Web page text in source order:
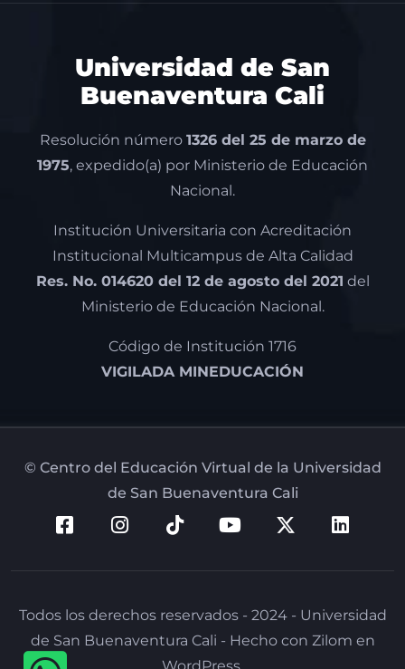
Universidad de San
Buenaventura Cali
Resolución número 1326 del 25 de marzo de
1975, expedido(a) por Ministerio de Educación
Nacional.
Institución Universitaria con Acreditación
Institucional Multicampus de Alta Calidad
Res. No. 014620 del 12 de agosto del 2021 del
Ministerio de Educación Nacional.
Código de Institución 1716
VIGILADA MINEDUCACIÓN
© Centro del Educación Virtual de la Universidad
de San Buenaventura Cali
Todos los derechos reservados - 2024 - Universidad
de San Buenaventura Cali - Hecho con Zilom en